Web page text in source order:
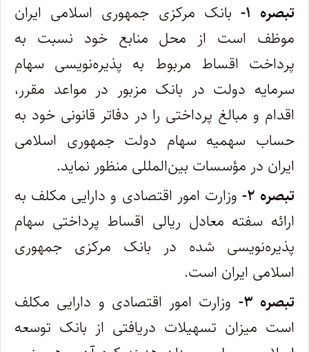
تبصره ۱-
بانک مرکزی جمهوری اسلامی ایران
موظف است از محل منابع خود نسبت به
پرداخت اقساط مربوط به پذیره‌نویسی سهام
سرمایه دولت در بانک مزبور در مواعد مقرر،
اقدام و مبالغ پرداختی را در دفاتر قانونی خود به
حساب سهمیه سهام دولت جمهوری اسلامی
ایران در مؤسسات بین‌المللی منظور نماید.
تبصره ۲-
وزارت امور اقتصادی و دارایی مکلف به
ارائه سفته معادل ریالی اقساط پرداختی سهام
پذیره‌نویسی شده در بانک مرکزی جمهوری
اسلامی ایران است.
تبصره ۳-
وزارت امور اقتصادی و دارایی مکلف
است میزان تسهیلات دریافتی از بانک توسعه